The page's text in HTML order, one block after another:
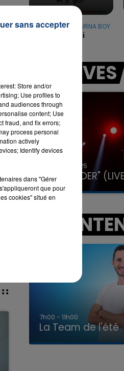
SHAKIRA FEAT. BURNA BOY
Dai Dai
LES LIVES
31 janvier 2025
GIMS "SPIDER"
A
7h00 - 11h00
La Team de l'été
Store and/or
Use profiles to
audiences through
content; Use
fraud, and fix errors;
process personal
actively
Identify devices
dans "Gérer
que pour
cookies" situé en
sans accepter